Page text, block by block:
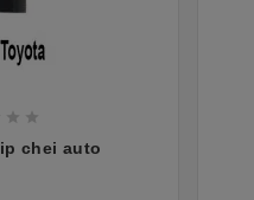
 
chei auto